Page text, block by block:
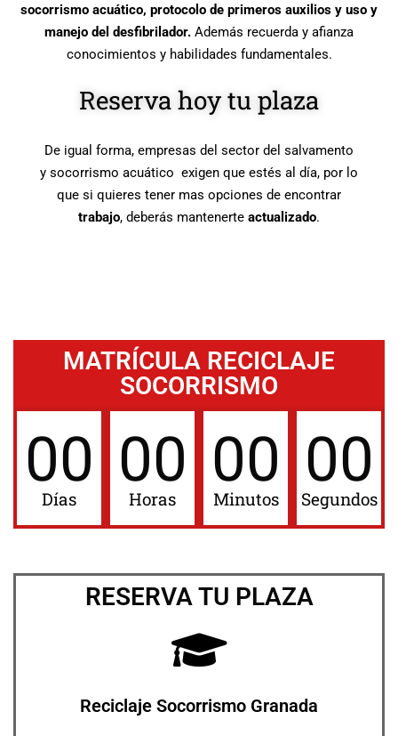
socorrismo acuático, protocolo de primeros auxilios y uso y
manejo del desfibrilador. Además recuerda y afianza
conocimientos y habilidades fundamentales.
Reserva hoy tu plaza
De igual forma, empresas del sector del salvamento
y socorrismo acuático exigen que estés al día, por lo
que si quieres tener mas opciones de encontrar
trabajo, deberás mantenerte actualizado.
MATRÍCULA RECICLAJE
SOCORRISMO
00
Días
00
Horas
00
Minutos
00
Segundos
RESERVA TU PLAZA
Reciclaje Socorrismo Granada